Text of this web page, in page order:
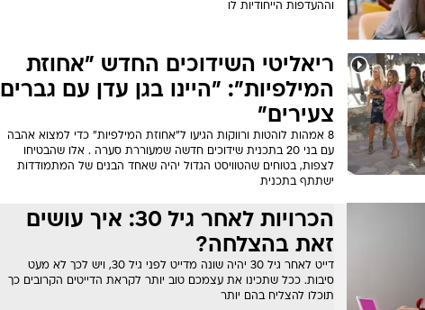
וההעדפות הייחודיות לו
ריאליטי השידוכים החדש "אחוזת
המילפיות": "היינו בגן עדן עם גברים
צעירים"
8 אמהות לוהטות ורווקות הגיעו ל"אחוזת המילפיות" כדי למצוא אהבה
עם בני 20 בתכנית שידוכים חדשה שמעוררת סערה . אלו שהבטיחו
לצפות, בטוחים שהטוויסט הגדול יהיה שאחד הבנים של המתמודדות
ישתתף בתכנית
הכרויות לאחר גיל 30: איך עושים
זאת בהצלחה?
דייט לאחר גיל 30 יהיה שונה מדייט לפני גיל 30, ויש לכך לא מעט
סיבות. ככל שתכינו את עצמכם טוב יותר לקראת הדייטים הקרובים כך
תוכלו להצליח בהם יותר